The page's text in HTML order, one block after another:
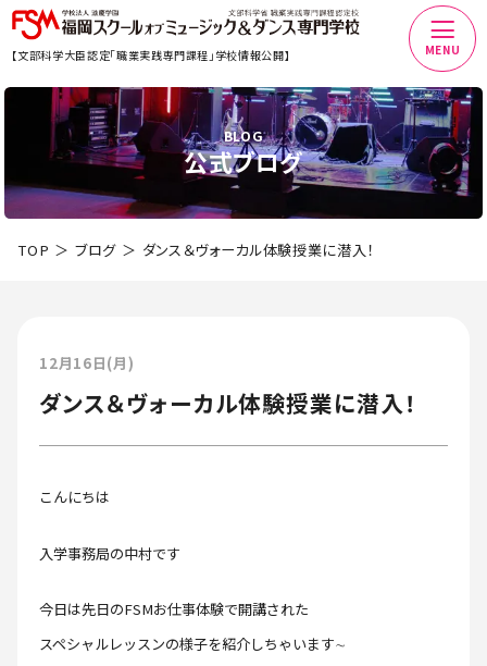
【文部科学大臣認定「職業実践専門課程」学校情報公開】 MENU
BLOG
公式ブログ
TOP ブログ ダンス＆ヴォーカル体験授業に潜入！
12月16日(月)
ダンス＆ヴォーカル体験授業に潜入！
こんにちは
入学事務局の中村です
今日は先日のFSMお仕事体験で開講された
スペシャルレッスンの様子を紹介しちゃいます∼